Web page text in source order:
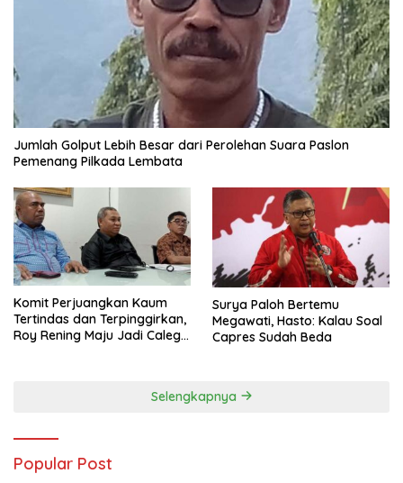
Jumlah Golput Lebih Besar dari Perolehan Suara Paslon
Pemenang Pilkada Lembata
Komit Perjuangkan Kaum
Tertindas dan Terpinggirkan,
Roy Rening Maju Jadi Caleg
Surya Paloh Bertemu
Megawati, Hasto: Kalau Soal
Capres Sudah Beda
Selengkapnya
Popular Post